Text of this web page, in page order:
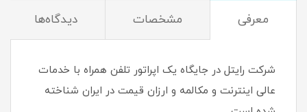
معرفی مشخصات دیدگاه‌ها
شرکت رایتل در جایگاه یک اپراتور تلفن همراه با خدمات
عالی اینترنت و مکالمه و ارزان قیمت در ایران شناخته